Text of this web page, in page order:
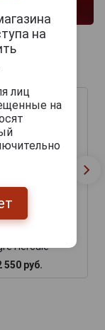
Hercule
550 руб.
на
лиц
на